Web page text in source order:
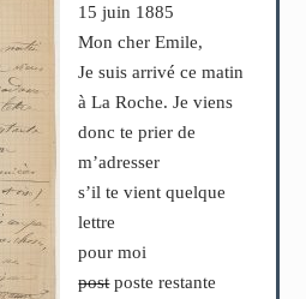
15 juin 1885
Mon cher Emile,
Je suis arrivé ce matin
à La Roche. Je viens
donc te prier de
m’adresser
s’il te vient quelque
lettre
pour moi
postposte restante